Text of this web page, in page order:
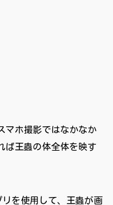
マホ撮影ではなかなか
ば王蟲の体全体を映す
リを使用して、王蟲が画